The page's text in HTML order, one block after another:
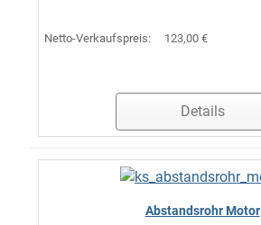
Netto-Verkaufspreis: 123,00 €
Details
Abstandsrohr Motor